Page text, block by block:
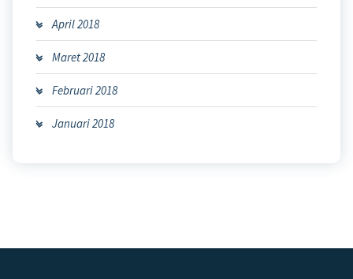
April 2018
Maret 2018
Februari 2018
Januari 2018